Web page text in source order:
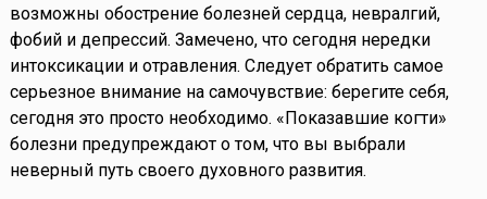
возможны обострение болезней сердца, невралгий,
фобий и депрессий. Замечено, что сегодня нередки
интоксикации и отравления. Следует обратить самое
серьезное внимание на самочувствие: берегите себя,
сегодня это просто необходимо. «Показавшие когти»
болезни предупреждают о том, что вы выбрали
неверный путь своего духовного развития.